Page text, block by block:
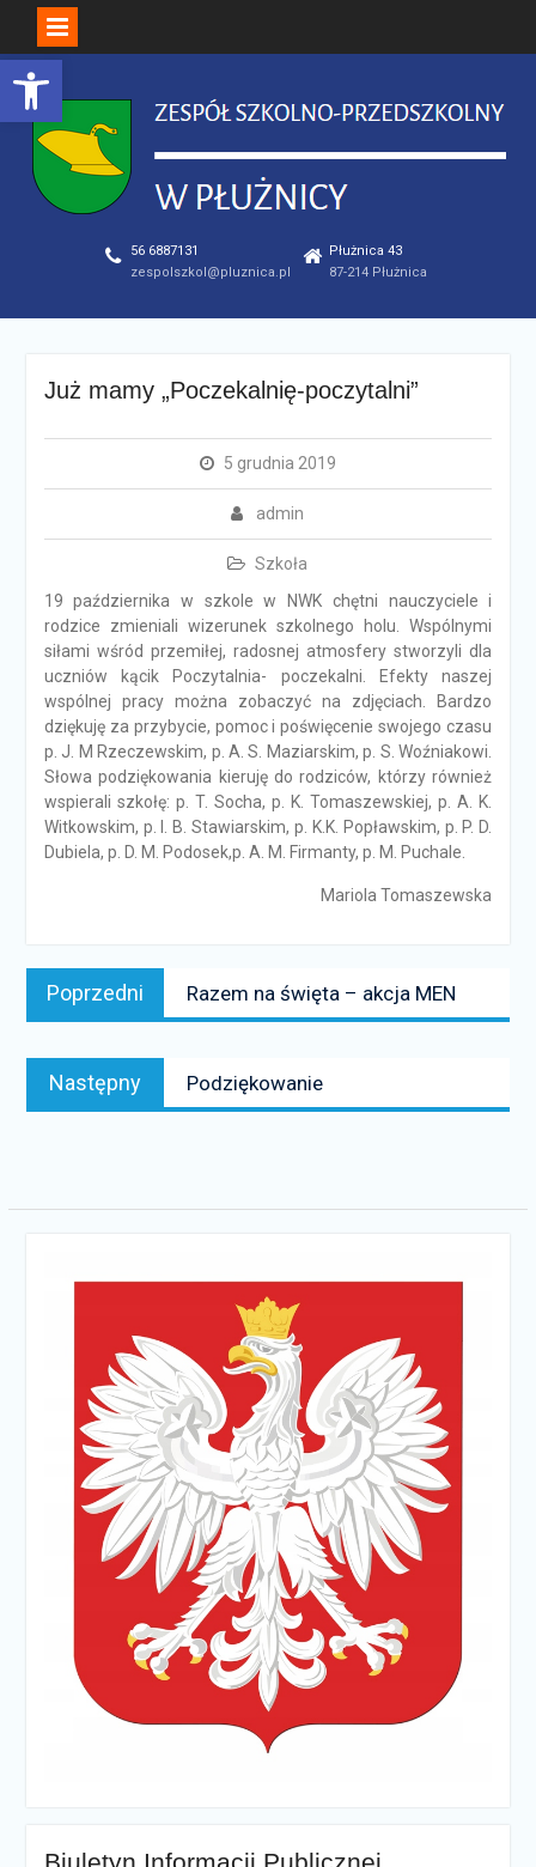
Open toolbar
Skip
to
content
56 6887131
zespolszkol@pluznica.pl
Płużnica 43
87-214 Płużnica
Już mamy „Poczekalnię-poczytalni”
5 grudnia 2019
admin
Szkoła
19 października w szkole w NWK chętni nauczyciele i
rodzice zmieniali wizerunek szkolnego holu. Wspólnymi
siłami wśród przemiłej, radosnej atmosfery stworzyli dla
uczniów kącik Poczytalnia- poczekalni. Efekty naszej
wspólnej pracy można zobaczyć na zdjęciach. Bardzo
dziękuję za przybycie, pomoc i poświęcenie swojego czasu
p. J. M Rzeczewskim, p. A. S. Maziarskim, p. S. Woźniakowi.
Słowa podziękowania kieruję do rodziców, którzy również
wspierali szkołę: p. T. Socha, p. K. Tomaszewskiej, p. A. K.
Witkowskim, p. I. B. Stawiarskim, p. K.K. Popławskim, p. P. D.
Dubiela, p. D. M. Podosek,p. A. M. Firmanty, p. M. Puchale.
Mariola Tomaszewska
Nawigacja
wpisu
Poprzedni
news:
Razem na święta – akcja MEN
Następny
news:
Podziękowanie